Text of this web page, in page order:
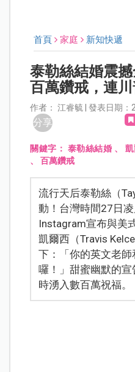
首頁 家庭 新知快遞
泰勒絲結婚震
百萬鑽戒，連
作者： 江睿毓 | 發表日期
分享
關鍵字： 泰勒絲結婚 、
、百萬鑽戒
流行天后泰勒絲（
動！台灣時間27日
Instagram宣布與美
凱爾西（Travis
下：「你的英文老
囉！」甜蜜幽默的
時湧入數百萬祝福。